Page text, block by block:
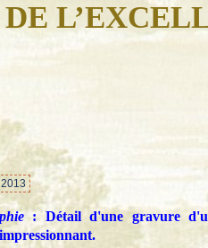
: Détail d'une gravure